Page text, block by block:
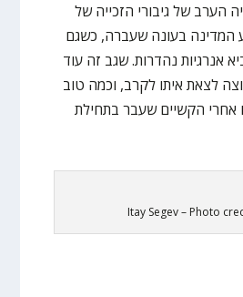
הערב של גיבורי הזכייה של
המדינה בעונה שעברה, כשגם
אנרגיות נהדרות. שגב זה עוד
לצאת איתו לקרב, וכמה טוב
אחרי הקשיים שעבר בתחילת
Itay Segev – Photo